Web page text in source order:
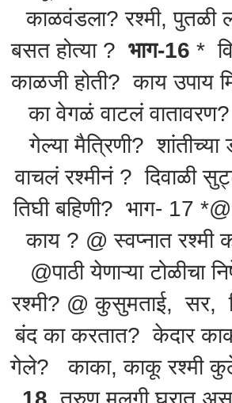
काळवंडला? रश्मी, पुतळी
बसत होत्या ? भाग-16 *
काळजी होती? काय उपाय
का वेगळं वाटलं वातावरण?
गेल्या मैत्रिणी? शांतीच्या
वाचलं रश्मीनं ? दिवाळी
तिघी बहिणी? भाग- 17
काय ? @ स्वप्नात रश्मी
@पाठी येणाऱ्या टोळीचा
रश्मी? @ कुसुमताई, सर,
बंद का करतात? केदार
गेले? काका, काकू रश्मी